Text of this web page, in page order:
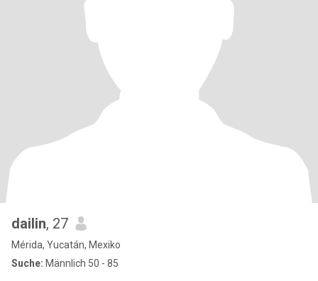
dailin, 27
Mérida, Yucatán, Mexiko
Suche: Männlich 50 - 85